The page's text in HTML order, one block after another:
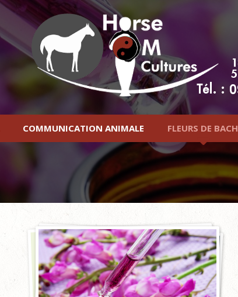
COMMUNICATION ANIMALE FLEURS DE BACH